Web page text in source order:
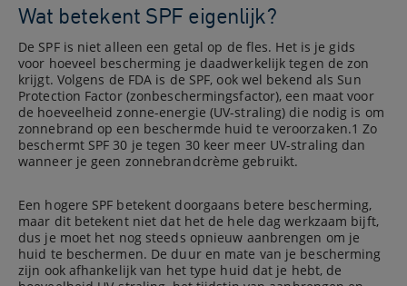
Wat betekent SPF eigenlijk?
De SPF is niet alleen een getal op de fles. Het is je gids
voor hoeveel bescherming je daadwerkelijk tegen de zon
krijgt. Volgens de FDA is de SPF, ook wel bekend als Sun
Protection Factor (zonbeschermingsfactor), een maat voor
de hoeveelheid zonne-energie (UV-straling) die nodig is om
zonnebrand op een beschermde huid te veroorzaken.1 Zo
beschermt SPF 30 je tegen 30 keer meer UV-straling dan
wanneer je geen zonnebrandcrème gebruikt.
Een hogere SPF betekent doorgaans betere bescherming,
maar dit betekent niet dat het de hele dag werkzaam bijft,
dus je moet het nog steeds opnieuw aanbrengen om je
huid te beschermen. De duur en mate van je bescherming
zijn ook afhankelijk van het type huid dat je hebt, de